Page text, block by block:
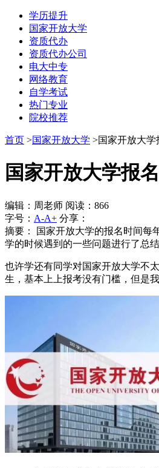
学历提升
国家开放大学
资质代办
资质代办公司
电大中专
网络教育
自学考试
热门专业
院校推荐
首页 >国家开放大学 >国家开放大学
国家开放大学报
编辑：周老师 阅读：866
字号： A-A+ 分享：
摘要：
国家开放大学的报名时间每
学的时候遇到的一些问题进行了总
也许学还有同学对国家开放大学不
生，基本上上报考没有门槛，但是